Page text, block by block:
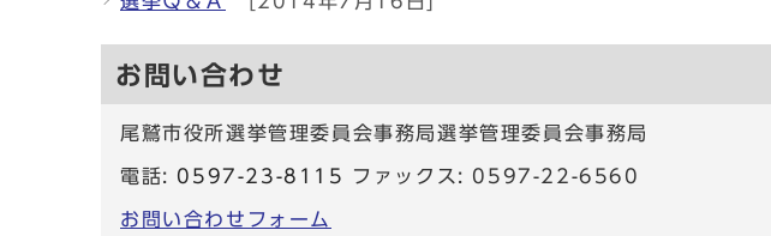
お問い合わせ
尾鷲市役所選挙管理委員会事務局選挙管理委員会事務局
電話: 0597-23-8115 ファックス: 0597-22-6560
お問い合わせフォーム